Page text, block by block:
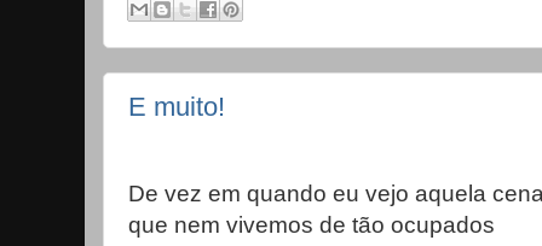
E muito!
De vez em quando eu vejo aquela
que nem vivemos de tão ocupados